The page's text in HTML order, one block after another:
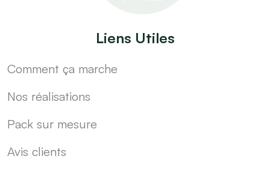
Liens Utiles
Comment ça marche
Nos réalisations
Pack sur mesure
Avis clients